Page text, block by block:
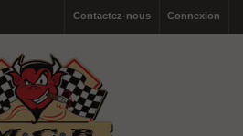
Connexion
Contactez-nous